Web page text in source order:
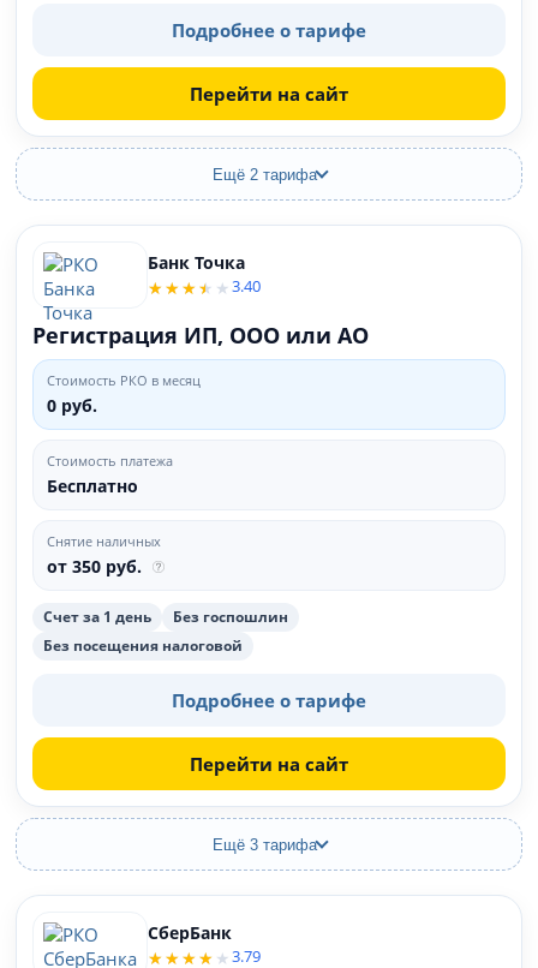
Подробнее о тарифе
Перейти на сайт
Ещё 2 тарифа
Банк Точка
3.40
Регистрация ИП, ООО или АО
Стоимость РКО в месяц
0 руб.
Стоимость платежа
Бесплатно
Снятие наличных
от 350 руб.
Счет за 1 день
Без госпошлин
Без посещения налоговой
Подробнее о тарифе
Перейти на сайт
Ещё 3 тарифа
СберБанк
3.79